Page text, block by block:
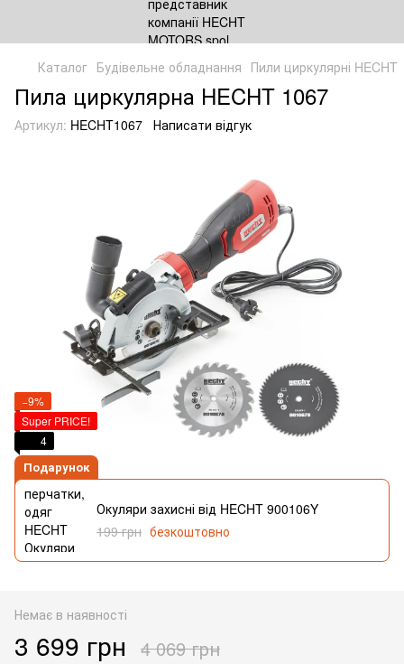
Каталог Будівельне обладнання Пили циркулярні HECHT
Пила циркулярна HECHT 1067
Артикул: HECHT1067 Написати відгук
−9%
Super PRICE!
4
Подарунок
Окуляри захисні від HECHT 900106Y
199 грн безкоштовно
Немає в наявності
3 699 грн 4 069 грн